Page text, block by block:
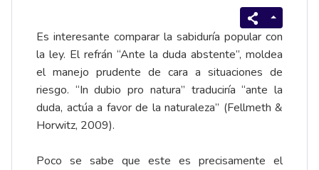
Es interesante comparar la sabiduría popular con
la ley. El refrán “Ante la duda abstente”, moldea
el manejo prudente de cara a situaciones de
riesgo. “In dubio pro natura” traduciría “ante la
duda, actúa a favor de la naturaleza” (Fellmeth &
Horwitz, 2009).
Poco se sabe que este es precisamente el